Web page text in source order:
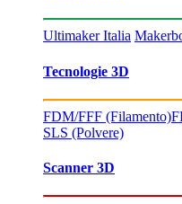
Ultimaker Italia
Tecnologie 3D
FDM/FFF (Filamento)
SLS (Polvere)
Scanner 3D